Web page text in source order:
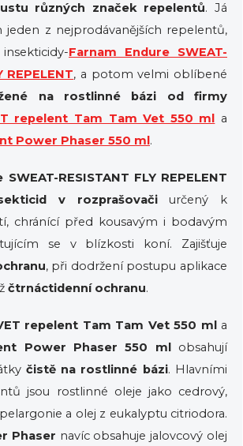
různých značek repelentů. Já
jeden z nejprodávanějších repelentů,
Farnam Endure SWEAT-
REPELENT, a potom velmi oblíbené
na rostlinné bázi od firmy
repelent Tam Tam Vet 550 ml a
Power Phaser 550 ml.
RESISTANT FLY REPELENT
v rozprašovačiurčený k
chránící před kousavým i bodavým
se v blízkosti koní. Zajišťuje
, při dodržení postupu aplikace
čtrnáctidenní ochranu.
repelent Tam Tam Vet 550 mla
Power Phaser 550 mlobsahují
čistě na rostlinné bázi. Hlavními
jsou rostlinné oleje jako cedrový,
a olej z eukalyptu citriodora.
Phaser navíc obsahuje jalovcový olej